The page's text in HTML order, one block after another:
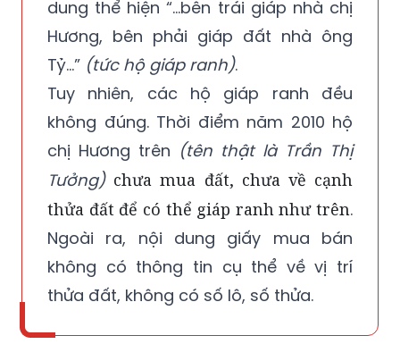
dung thể hiện “…bên trái giáp nhà chị
Hương, bên phải giáp đất nhà ông
Tỷ...” (tức hộ giáp ranh).
Tuy nhiên, các hộ giáp ranh đều
không đúng. Thời điểm năm 2010 hộ
chị Hương trên (tên thật là Trần Thị
Tưởng) chưa mua đất, chưa về cạnh
thửa đất để có thể giáp ranh như trên.
Ngoài ra, nội dung giấy mua bán
không có thông tin cụ thể về vị trí
thửa đất, không có số lô, số thửa.